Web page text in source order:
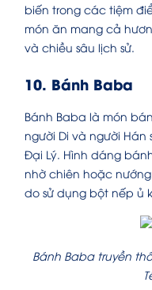
biến trong các tiệm
món ăn mang cả
và chiều sâu lịch sử.
10. Bánh Baba
Bánh Baba là món
người Di và người Hán
Đại Lý. Hình dáng
nhờ chiên hoặc
do sử dụng bột nếp ủ
Bánh Baba truyền